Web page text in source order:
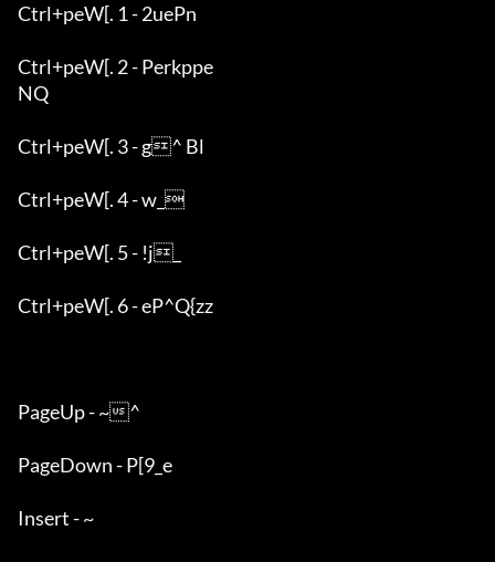
Ctrl+peW[. 1 - 2uePn
Ctrl+peW[. 2 - Perkppe
NQ
Ctrl+peW[. 3 - g^ Bl
Ctrl+peW[. 4 - w_
Ctrl+peW[. 5 - !j_
Ctrl+peW[. 6 - eP^Q{zz
PageUp - ~^
PageDown - P[9_e
Insert - ~